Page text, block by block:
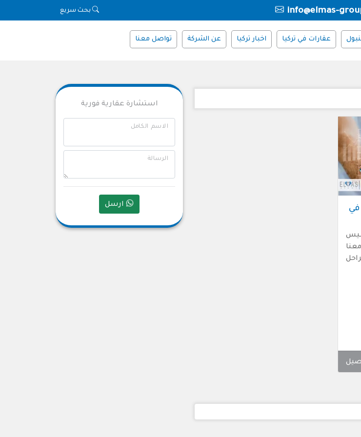
info@elmas- بحث سريع
عقارات في تركيا اخبار تركيا عن الشركة تواصل معنا
استشارة عقارية فورية
الاسم الكامل
الرسالة
ارسل